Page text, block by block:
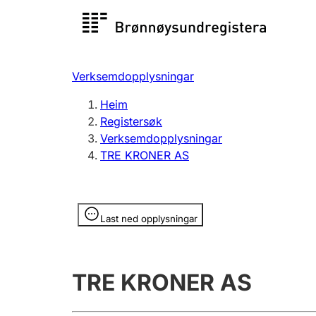
Registersøk
Registrere, endre, slette
Verksemdopplysningar
Heim
Registersøk
Verksemdopplysningar
TRE KRONER AS
Last ned opplysningar
Opplysninger er skjult
TRE KRONER AS